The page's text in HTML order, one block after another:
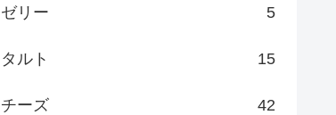
ゼリー 5
タルト 15
チーズ 42